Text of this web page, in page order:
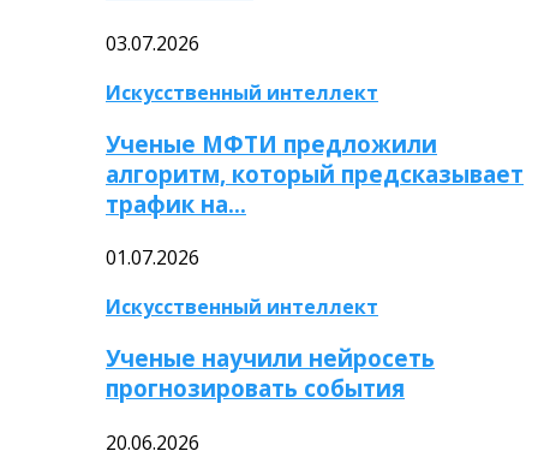
03.07.2026
Искусственный интеллект
Ученые МФТИ предложили
алгоритм, который предсказывает
трафик на…
01.07.2026
Искусственный интеллект
Ученые научили нейросеть
прогнозировать события
20.06.2026